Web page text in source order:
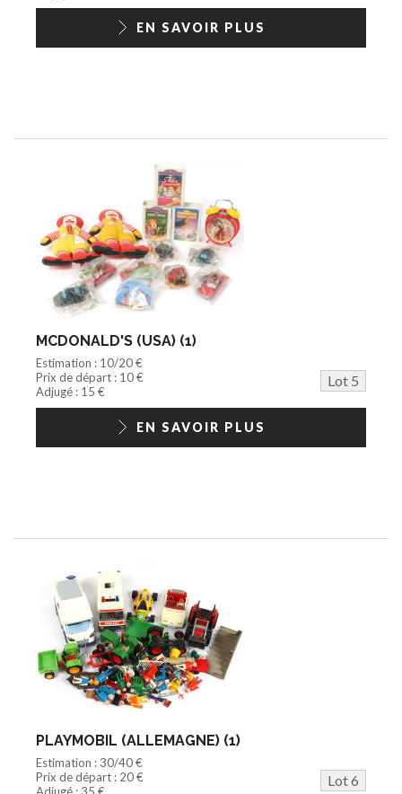
EN SAVOIR PLUS
MCDONALD'S (USA) (1)
Estimation : 10/20 €
Prix de départ : 10 €
Lot 5
Adjugé : 15 €
EN SAVOIR PLUS
PLAYMOBIL (ALLEMAGNE) (1)
Estimation : 30/40 €
Prix de départ : 20 €
Lot 6
Adjugé : 35 €